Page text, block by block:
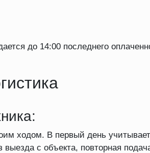
до 14:00 последнего
ходом. В первый день
с объекта, повторная